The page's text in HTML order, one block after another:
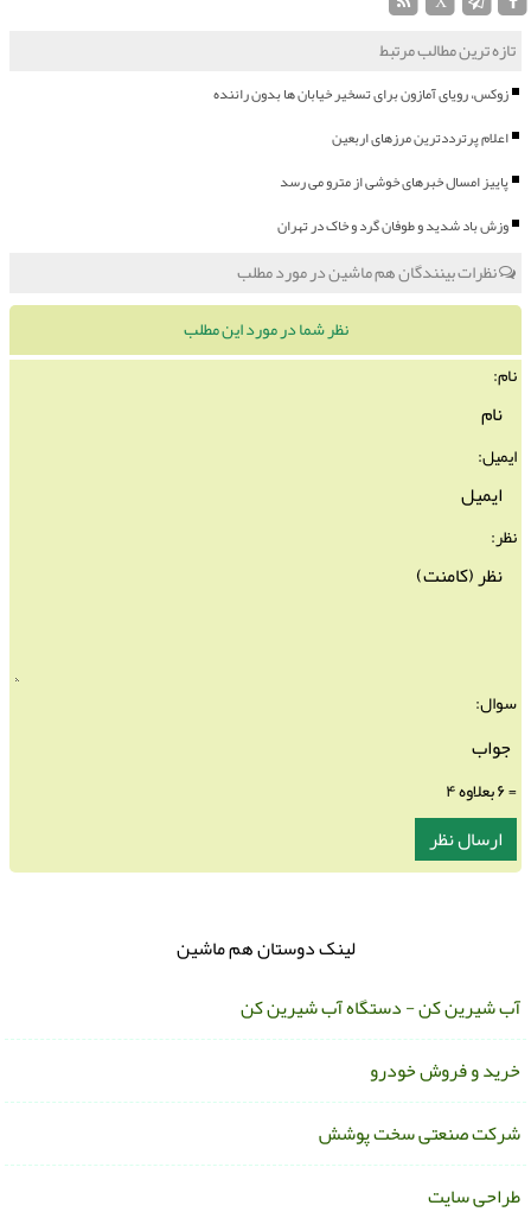
تازه ترین مطالب مرتبط
زوکس، رویای آمازون برای تسخیر خیابان ها بدون راننده
اعلام پرترددترین مرزهای اربعین
پاییز امسال خبرهای خوشی از مترو می رسد
وزش باد شدید و طوفان گرد و خاک در تهران
نظرات بینندگان هم ماشین در مورد مطلب
نظر شما در مورد این مطلب
نام:
ایمیل:
نظر:
سوال:
لینک دوستان هم ماشین
شیرین کن - دستگاه آب شیرین کن
و فروش خودرو
صنعتی سخت پوشش
سایت